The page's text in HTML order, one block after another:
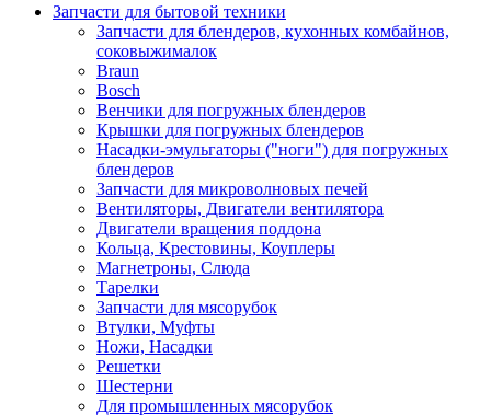
Запчасти для бытовой техники
Запчасти для блендеров, кухонных комбайнов,
соковыжималок
Braun
Bosch
Венчики для погружных блендеров
Крышки для погружных блендеров
Насадки-эмульгаторы ("ноги") для погружных
блендеров
Запчасти для микроволновых печей
Вентиляторы, Двигатели вентилятора
Двигатели вращения поддона
Кольца, Крестовины, Коуплеры
Магнетроны, Слюда
Тарелки
Запчасти для мясорубок
Втулки, Муфты
Ножи, Насадки
Решетки
Шестерни
Для промышленных мясорубок